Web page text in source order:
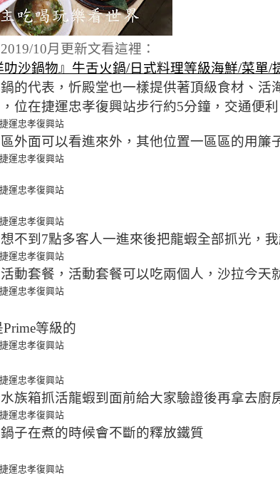
10月更新文看這裡：
沙鍋物』牛舌火鍋/日式料理等級海鮮/菜單/
的代表，忻殿堂也一樣提供著頂級食材、活
位在捷運忠孝復興站步行約5分鐘，交通便利
外面可以看進來外，其他位置一區區的用
不到7點多客人一進來後把龍蝦全部抓光，
動套餐，活動套餐可以吃兩個人，沙拉今天
等級的
族箱抓活龍蝦到面前給大家驗證後再拿去廚
子在煮的時候會不斷的釋放鐵質